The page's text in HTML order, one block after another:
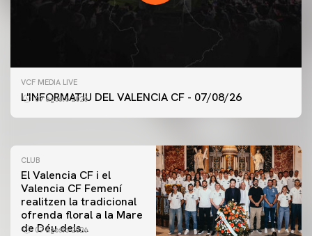
VCF MEDIA LIVE
L'INFORMATIU DEL VALENCIA CF - 07/08/26
07 agosto 2026
PRIMER EQUIP
ENTRENAMENT DEL VALENCIA CF 7/8/2026
CLUB
El Valencia CF i el
Valencia CF Femení
realitzen la tradicional
ofrenda floral a la Mare
de Déu dels
07 agosto 2026